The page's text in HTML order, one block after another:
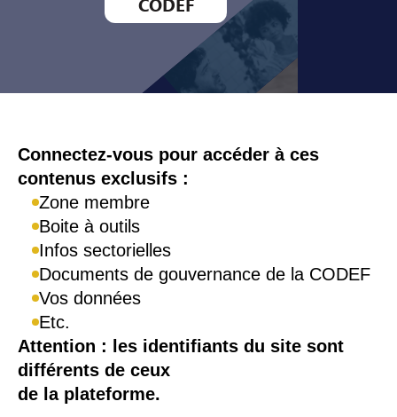
Connexion
Connectez-vous pour accéder à ces
contenus exclusifs :
Zone membre
Boite à outils
Infos sectorielles
Documents de gouvernance de la CODEF
Vos données
Etc.
Attention : les identifiants du site sont
différents de ceux
de la plateforme.